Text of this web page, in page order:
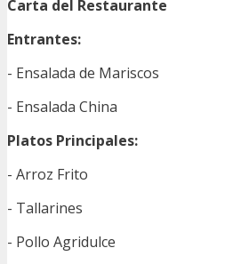
Carta del Restaurante
Entrantes:
- Ensalada de Mariscos
- Ensalada China
Platos Principales:
- Arroz Frito
- Tallarines
- Pollo Agridulce